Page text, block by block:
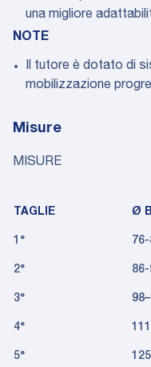
una migliore
NOTE
Il tutore è dotato di
mobilizzazione
Misure
MISURE
TAGLIE Ø
1°
2°
3°
4°
5°